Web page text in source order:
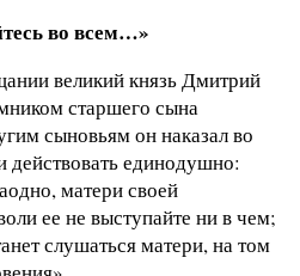
во всем…»
великий князь Дмитрий
старшего сына
сыновьям он наказал во
единодушно:
матери своей
ее не выступайте ни в чем;
слушаться матери, на том